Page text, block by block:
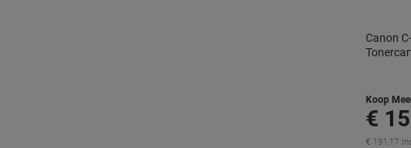
Canon
Koop
€
€ 191,17